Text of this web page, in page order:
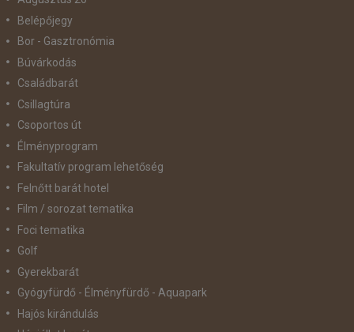
Belépőjegy
Bor - Gasztronómia
Búvárkodás
Családbarát
Csillagtúra
Csoportos út
Élményprogram
Fakultatív program lehetőség
Felnőtt barát hotel
Film / sorozat tematika
Foci tematika
Golf
Gyerekbarát
Gyógyfürdő - Élményfürdő - Aquapark
Hajós kirándulás